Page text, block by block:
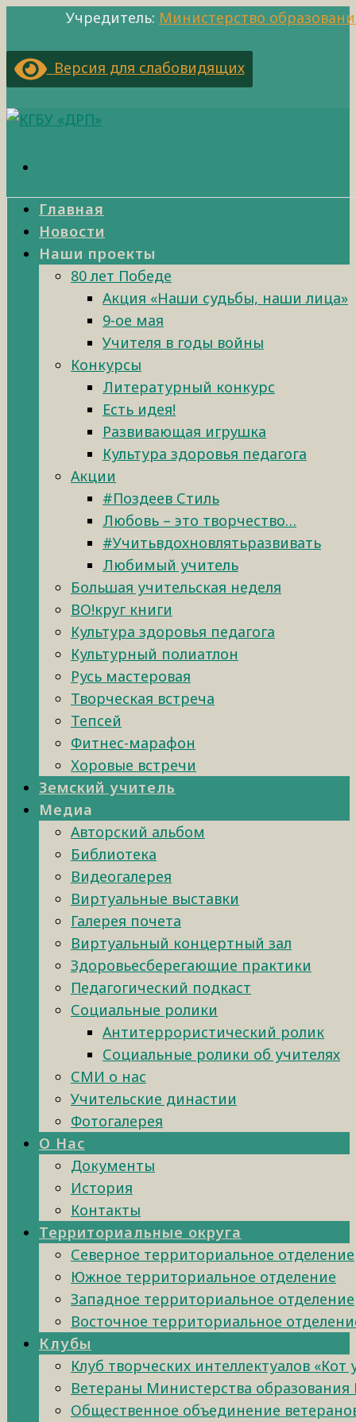
Учредитель: Министерство
Версия для слабовидящих
Главная
Новости
Наши проекты
80 лет Победе
Акция «Наши судьбы, наши лица»
9-ое мая
Учителя в годы войны
Конкурсы
Литературный конкурс
Есть идея!
Развивающая игрушка
Культура здоровья педагога
Акции
#Поздеев Стиль
Любовь – это творчество…
#Учитьвдохновлятьразвивать
Любимый учитель
Большая учительская неделя
ВО!круг книги
Культура здоровья педагога
Культурный полиатлон
Русь мастеровая
Творческая встреча
Тепсей
Фитнес-марафон
Хоровые встречи
Земский учитель
Медиа
Авторский альбом
Библиотека
Видеогалерея
Виртуальные выставки
Галерея почета
Виртуальный концертный зал
Здоровьесберегающие практики
Педагогический подкаст
Социальные ролики
Антитеррористический ролик
Социальные ролики об учителях
СМИ о нас
Учительские династии
Фотогалерея
О Нас
Документы
История
Контакты
Территориальные округа
Северное территориальное отделение
Южное территориальное отделение
Западное территориальное отделение
Восточное территориальное
Клубы
Клуб творческих интеллектуалов «Кот
Ветераны Министерства образования
Общественное объединение